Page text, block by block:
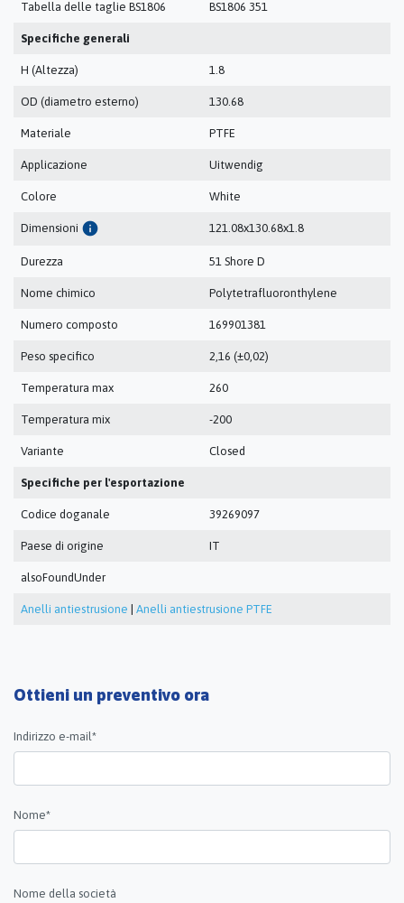
Tabella delle taglie BS1806 BS1806 351
Specifiche generali
H (Altezza) 1.8
OD (diametro esterno) 130.68
Materiale PTFE
Applicazione Uitwendig
Colore White
Dimensioni info 121.08x130.68x1.8
Durezza 51 Shore D
Nome chimico Polytetrafluoronthylene
Numero composto 169901381
Peso specifico 2,16 (±0,02)
Temperatura max 260
Temperatura mix -200
Variante Closed
Specifiche per l'esportazione
Codice doganale 39269097
Paese di origine IT
alsoFoundUnder
Anelli antiestrusione |Anelli antiestrusione PTFE
Ottieni un preventivo ora
Indirizzo e-mail*
Nome*
Nome della società